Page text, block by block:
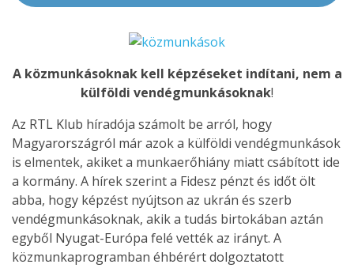
A közmunkásoknak kell képzéseket indítani, nem a
külföldi vendégmunkásoknak!
Az RTL Klub híradója számolt be arról, hogy
Magyarországról már azok a külföldi vendégmunkások
is elmentek, akiket a munkaerőhiány miatt csábított ide
a kormány. A hírek szerint a Fidesz pénzt és időt ölt
abba, hogy képzést nyújtson az ukrán és szerb
vendégmunkásoknak, akik a tudás birtokában aztán
egyből Nyugat-Európa felé vették az irányt. A
közmunkaprogramban éhbérért dolgoztatott